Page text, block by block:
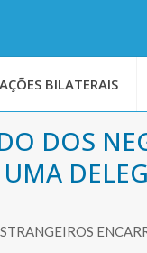
BILATERAIS
DOS